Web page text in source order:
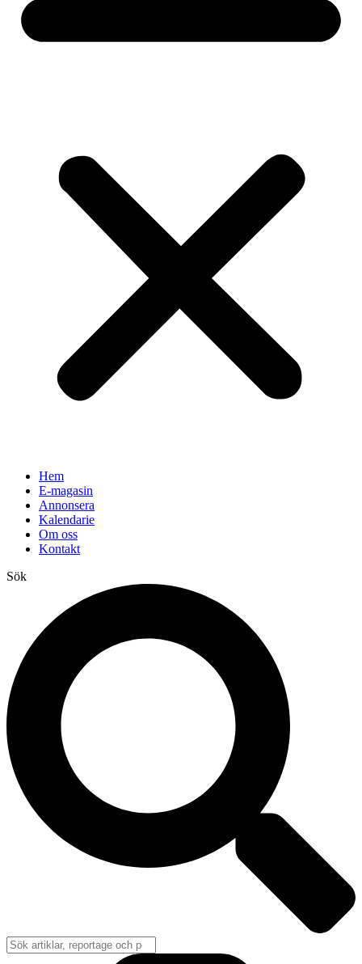
Hem
E-magasin
Annonsera
Kalendarie
Om oss
Kontakt
Sök